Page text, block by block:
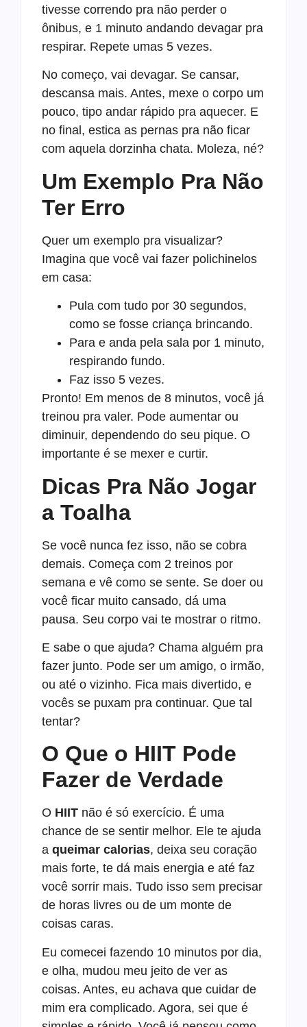
tivesse correndo pra não perder o
ônibus, e 1 minuto andando devagar pra
respirar. Repete umas 5 vezes.
No começo, vai devagar. Se cansar,
descansa mais. Antes, mexe o corpo um
pouco, tipo andar rápido pra aquecer. E
no final, estica as pernas pra não ficar
com aquela dorzinha chata. Moleza, né?
Um Exemplo Pra Não
Ter Erro
Quer um exemplo pra visualizar?
Imagina que você vai fazer polichinelos
em casa:
Pula com tudo por 30 segundos,
como se fosse criança brincando.
Para e anda pela sala por 1 minuto,
respirando fundo.
Faz isso 5 vezes.
Pronto! Em menos de 8 minutos, você já
treinou pra valer. Pode aumentar ou
diminuir, dependendo do seu pique. O
importante é se mexer e curtir.
Dicas Pra Não Jogar
a Toalha
Se você nunca fez isso, não se cobra
demais. Começa com 2 treinos por
semana e vê como se sente. Se doer ou
você ficar muito cansado, dá uma
pausa. Seu corpo vai te mostrar o ritmo.
E sabe o que ajuda? Chama alguém pra
fazer junto. Pode ser um amigo, o irmão,
ou até o vizinho. Fica mais divertido, e
vocês se puxam pra continuar. Que tal
tentar?
O Que o HIIT Pode
Fazer de Verdade
O HIIT não é só exercício. É uma
chance de se sentir melhor. Ele te ajuda
a queimar calorias, deixa seu coração
mais forte, te dá mais energia e até faz
você sorrir mais. Tudo isso sem precisar
de horas livres ou de um monte de
coisas caras.
Eu comecei fazendo 10 minutos por dia,
e olha, mudou meu jeito de ver as
coisas. Antes, eu achava que cuidar de
mim era complicado. Agora, sei que é